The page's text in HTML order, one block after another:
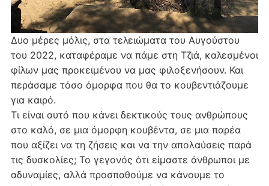
Δυο μέρες μόλις, στα τελειώματα του Αυγούστου
του 2022, καταφέραμε να πάμε στη Τζιά, καλεσμένοι
φίλων μας προκειμένου να μας φιλοξενήσουν. Και
περάσαμε τόσο όμορφα που θα το κουβεντιάζουμε
για καιρό.
Τι είναι αυτό που κάνει δεκτικούς τους ανθρώπους
στο καλό, σε μια όμορφη κουβέντα, σε μια παρέα
που αξίζει να τη ζήσεις και να την απολαύσεις παρά
τις δυσκολίες; Το γεγονός ότι είμαστε άνθρωποι με
αδυναμίες, αλλά προσπαθούμε να κάνουμε το